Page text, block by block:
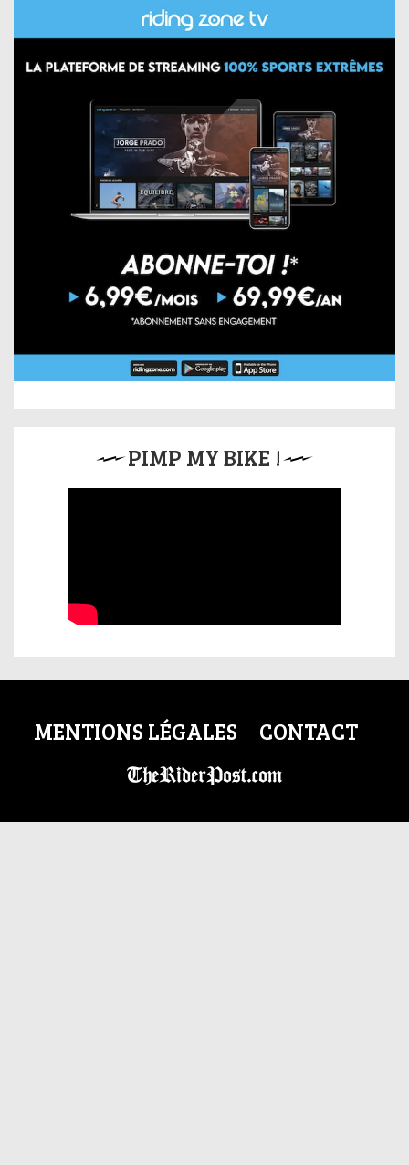
PIMP MY BIKE !
MENTIONS LÉGALES CONTACT